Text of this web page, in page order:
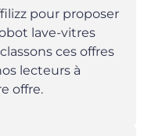
pour proposer
lave-vitres
ces offres
lecteurs à
offre.